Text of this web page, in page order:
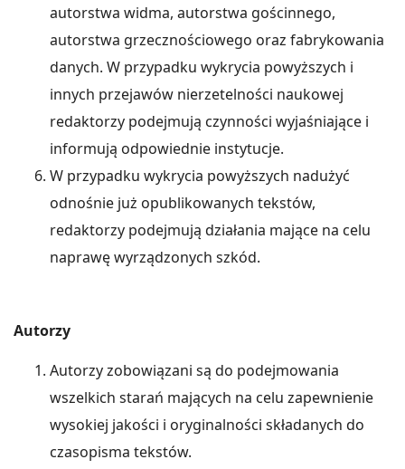
autorstwa widma, autorstwa gościnnego,
autorstwa grzecznościowego oraz fabrykowania
danych. W przypadku wykrycia powyższych i
innych przejawów nierzetelności naukowej
redaktorzy podejmują czynności wyjaśniające i
informują odpowiednie instytucje.
W przypadku wykrycia powyższych nadużyć
odnośnie już opublikowanych tekstów,
redaktorzy podejmują działania mające na celu
naprawę wyrządzonych szkód.
Autorzy
Autorzy zobowiązani są do podejmowania
wszelkich starań mających na celu zapewnienie
wysokiej jakości i oryginalności składanych do
czasopisma tekstów.